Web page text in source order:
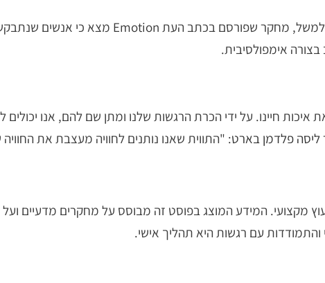
למשל, מחקר שפורסם בכתב העת Emotion מצא כי אנשים
בצורה אימפולסיבית.
חיינו. על ידי הכרת הרגשות שלנו ומתן שם להם, אנו יכולים
ליסה פלדמן בארט: "התווית שאנו נותנים לחוויה מעצבת את החוויה
מקצועי. המידע המוצג בפוסט זה מבוסס על מחקרים מדעיים ועל
והתמודדות עם רגשות היא תהליך אישי.